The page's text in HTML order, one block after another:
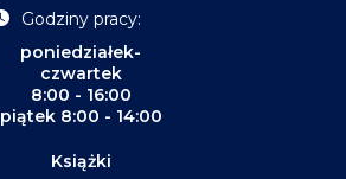
Godziny pracy:
poniedziałek-
czwartek
8:00 - 16:00
piątek 8:00 - 14:00
Książki